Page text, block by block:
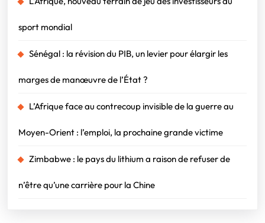
sport mondial
Sénégal : la révision du PIB, un levier pour élargir les
marges de manœuvre de l’État ?
L’Afrique face au contrecoup invisible de la guerre au
Moyen-Orient : l’emploi, la prochaine grande victime
Zimbabwe : le pays du lithium a raison de refuser de
n’être qu’une carrière pour la Chine